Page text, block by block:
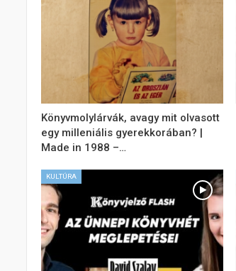
Könyvmolylárvák, avagy mit olvasott
egy milleniális gyerekkorában? |
Made in 1988 –…
KULTÚRA